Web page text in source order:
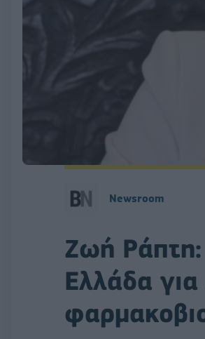
Newsroom
Ζωή Ράπτη:
Ελλάδα